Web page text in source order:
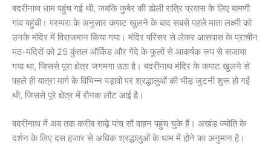
बदरीनाथ धाम पहुंच गई थी, जबकि कुबेर की डोली रात्रि प्रवास के लिए बामणी
गांव पहुंची। परम्परा के अनुसार कपाट खुलने के बाद सबसे पहले माता लक्ष्मी को
उनके मंदिर में विराजमान किया गया। मंदिर परिसर से लेकर आसपास के प्राचीन
मठ-मंदिरों को 25 कुंतल ऑर्किड और गेंदे के फूलों से आकर्षक रूप से सजाया
गया था, जिससे पूरा क्षेत्र जगमगा उठा है। बदरीनाथ मंदिर के कपाट खुलने से
पहले ही यात्रा मार्ग के विभिन्न पड़ावों पर श्रद्धालुओं की भीड़ जुटनी शुरू हो गई
थी, जिससे पूरे क्षेत्र में रौनक लौट आई है।
बदरीनाथ में अब तक करीब साढ़े पांच सौ वाहन पहुंच चुके हैं। अखंड ज्योति के
दर्शन के लिए दस हजार से अधिक श्रद्धालुओं के धाम में होने का अनुमान है।